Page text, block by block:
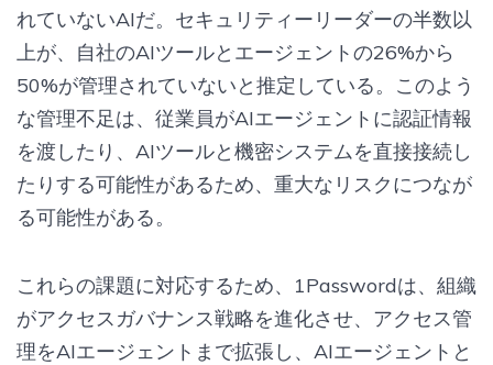
れていないAIだ。セキュリティーリーダーの半数以
上が、自社のAIツールとエージェントの26%から
50%が管理されていないと推定している。このよう
な管理不足は、従業員がAIエージェントに認証情報
を渡したり、AIツールと機密システムを直接接続し
たりする可能性があるため、重大なリスクにつなが
る可能性がある。
これらの課題に対応するため、1Passwordは、組織
がアクセスガバナンス戦略を進化させ、アクセス管
理をAIエージェントまで拡張し、AIエージェントと